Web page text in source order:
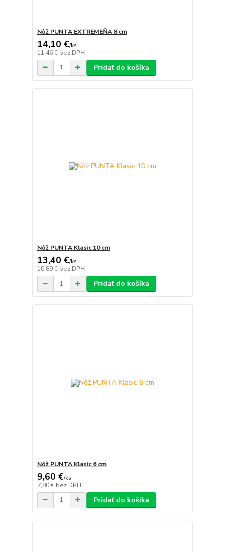
Nôž PUNTA EXTREMEŇA 8 cm
14,10 €/ks
11,46 € bez DPH
Pridať do košíka
Nôž PUNTA Klasic 10 cm
13,40 €/ks
10,89 € bez DPH
Pridať do košíka
Nôž PUNTA Klasic 6 cm
9,60 €/ks
7,80 € bez DPH
Pridať do košíka